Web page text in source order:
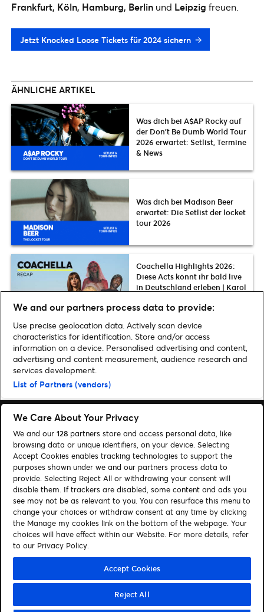
Frankfurt, Köln, Hamburg, Berlin und Leipzig freuen.
Jetzt Knocked Loose Tickets für 2024 sichern
ÄHNLICHE ARTIKEL
Was dich bei A$AP Rocky auf
der Don’t Be Dumb World Tour
2026 erwartet: Setlist, Termine
& News
Was dich bei Madison Beer
erwartet: Die Setlist der locket
tour 2026
Coachella Highlights 2026:
Diese Acts könnt ihr bald live
in Deutschland erleben | Karol
twigs u.v.m.
Home Musik
Knocked Loose kommen in Februar 2024 live auf Tour
nach Deutschland | Vorverkauf gestartet
Suchen
Cookie-Einwilligungstool
Autor*innen
Kontakt
Impressum
Tickets
Folge uns:
Visit Facebook (opens in a new window)
Visit Twitter (opens in a new window)
Visit Instagram (opens in a new window)
Visit Youtube (opens in a new window)
Visit Tiktok (opens in a new
Visit Xing (opens in a new
© Ticketmaster 2026
We and our partners process data to provide:
Use precise geolocation data. Actively scan device
characteristics for identification. Store and/or access
information on a device. Personalised advertising and content,
advertising and content measurement, audience research and
services development.
List of Partners (vendors)
We Care About Your Privacy
We and our 128 partners store and access personal data, like
browsing data or unique identifiers, on your device. Selecting
Accept Cookies enables tracking technologies to support the
purposes shown under we and our partners process data to
provide. Selecting Reject All or withdrawing your consent will
disable them. If trackers are disabled, some content and ads you
see may not be as relevant to you. You can resurface this menu to
change your choices or withdraw consent at any time by clicking
the Manage my cookies link on the bottom of the webpage. Your
choices will have effect within our Website. For more details, refer
to our Privacy Policy.
Accept Cookies
Reject All